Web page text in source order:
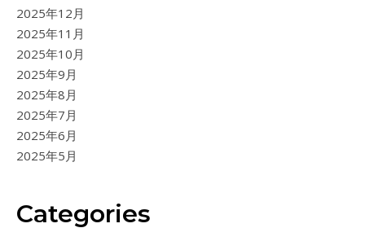
2025年12月
2025年11月
2025年10月
2025年9月
2025年8月
2025年7月
2025年6月
2025年5月
Categories